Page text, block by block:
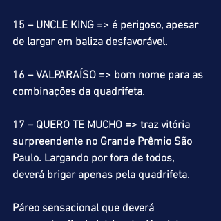
15 – UNCLE KING => é perigoso, apesar
de largar em baliza desfavorável.
16 – VALPARAÍSO => bom nome para as
combinações da quadrifeta.
17 – QUERO TE MUCHO => traz vitória
surpreendente no Grande Prêmio São
Paulo. Largando por fora de todos,
deverá brigar apenas pela quadrifeta.
Páreo sensacional que deverá